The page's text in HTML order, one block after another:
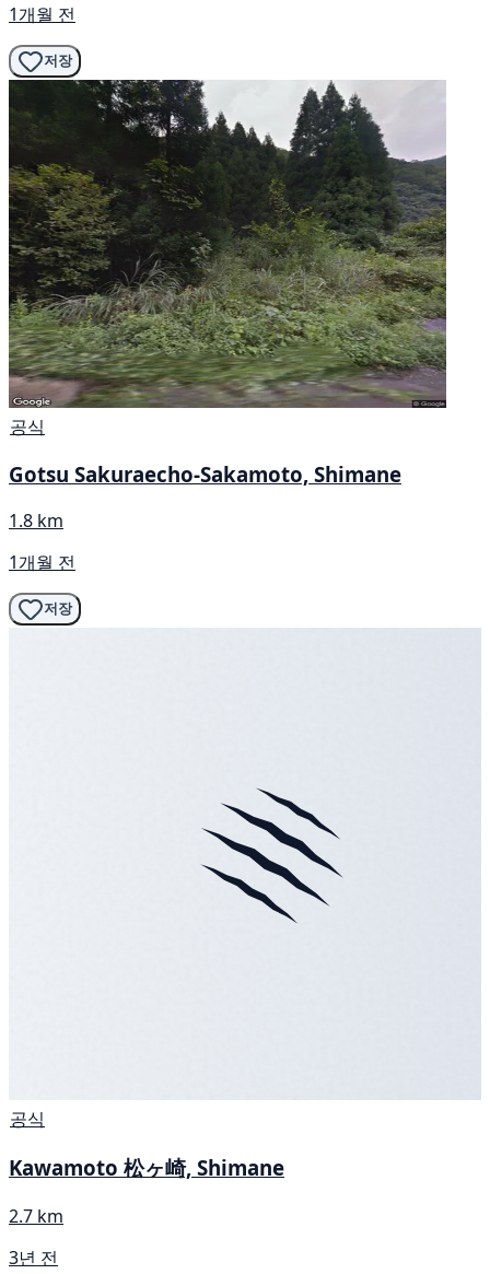
1개월 전
저장
공식
Gotsu Sakuraecho-Sakamoto, Shimane
1.8 km
1개월 전
저장
공식
Kawamoto 松ヶ崎, Shimane
2.7 km
3년 전